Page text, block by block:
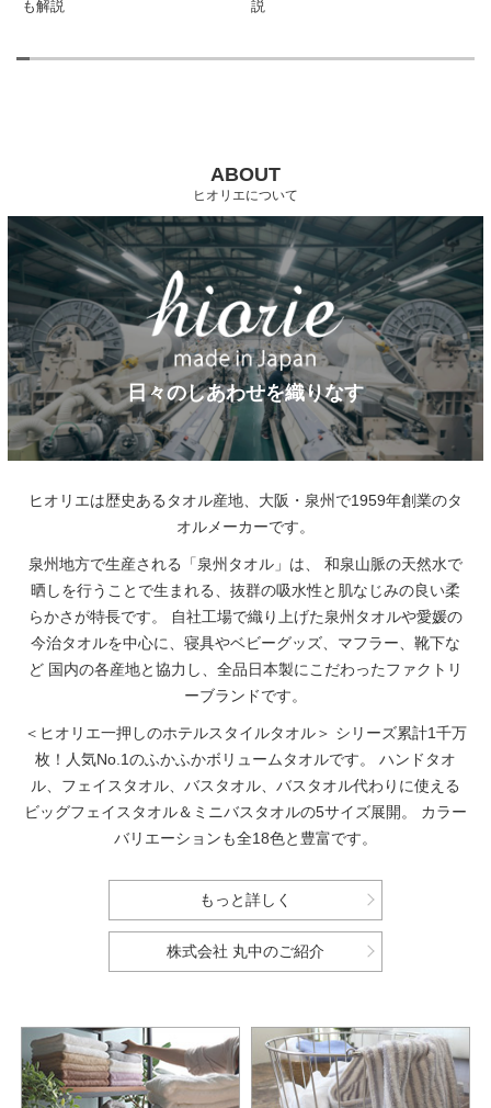
ABOUT
ヒオリエについて
日々のしあわせを織りなす
ヒオリエは歴史あるタオル産地、大阪・泉州で1959年創業のタ
オルメーカーです。
泉州地方で生産される「泉州タオル」は、
和泉山脈の天然水で
晒しを行うことで生まれる、抜群の吸水性と肌なじみの良い柔
らかさが特長です。
自社工場で織り上げた泉州タオルや愛媛の
今治タオルを中心に、寝具やベビーグッズ、マフラー、靴下な
ど 国内の各産地と協力し、全品日本製にこだわったファクトリ
ーブランドです。
＜ヒオリエ一押しのホテルスタイルタオル＞ シリーズ累計1千万
枚！人気No.1のふかふかボリュームタオルです。
ハンドタオ
ル、フェイスタオル、バスタオル、バスタオル代わりに使える
ビッグフェイスタオル＆ミニバスタオルの5サイズ展開。
カラー
バリエーションも全18色と豊富です。
もっと詳しく
株式会社 丸中のご紹介